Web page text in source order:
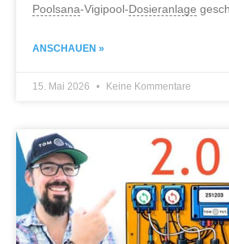
Poolsana-Vigipool-Dosieranlage
ANSCHAUEN »
15. Mai 2026 Keine Kommentare